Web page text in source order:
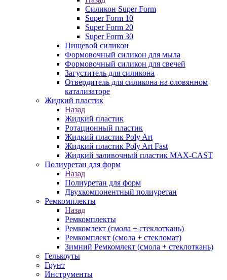
Силикон Super Form
Super Form 10
Super Form 20
Super Form 30
Пищевой силикон
Формовочный силикон для мыла
Формовочный силикон для свечей
Загуститель для силикона
Отвердитель для силикона на оловянном
катализаторе
Жидкий пластик
Назад
Жидкий пластик
Ротационный пластик
Жидкий пластик Poly Art
Жидкий пластик Poly Art Fast
Жидкий заливочный пластик MAX-CAST
Полиуретан для форм
Назад
Полиуретан для форм
Двухкомпонентный полиуретан
Ремкомплекты
Назад
Ремкомплекты
Ремкомлект (смола + стеклоткань)
Ремкомплект (смола + стекломат)
Зимний Ремкомлект (смола + стеклоткань)
Гелькоуты
Грунт
Инструменты